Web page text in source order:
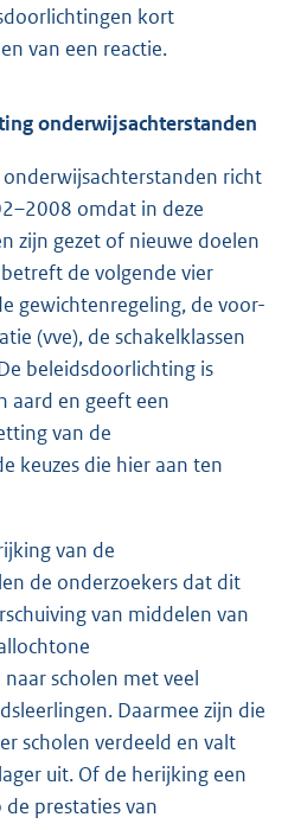
kort
van een reactie.
onderwijsachterstanden
richt
omdat in deze
zijn gezet of nieuwe doelen
de volgende vier
gewichtenregeling, de voor-
(vve), de schakelklassen
beleidsdoorlichting is
aard en geeft een
van de
keuzes die hier aan ten
van de
de onderzoekers dat dit
van middelen van
scholen met veel
Daarmee zijn die
scholen verdeeld en valt
uit. Of de herijking een
prestaties van